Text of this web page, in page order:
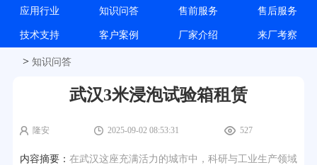
应用行业 知识问答 售前服务 售后服务
技术支持 客户案例 厂家介绍 来厂考察
> 知识问答
武汉3米浸泡试验箱租赁
隆安 2025-09-02 08:53:31 527
内容摘要： 在武汉这座充满活力的城市中，科研与工业生产领域